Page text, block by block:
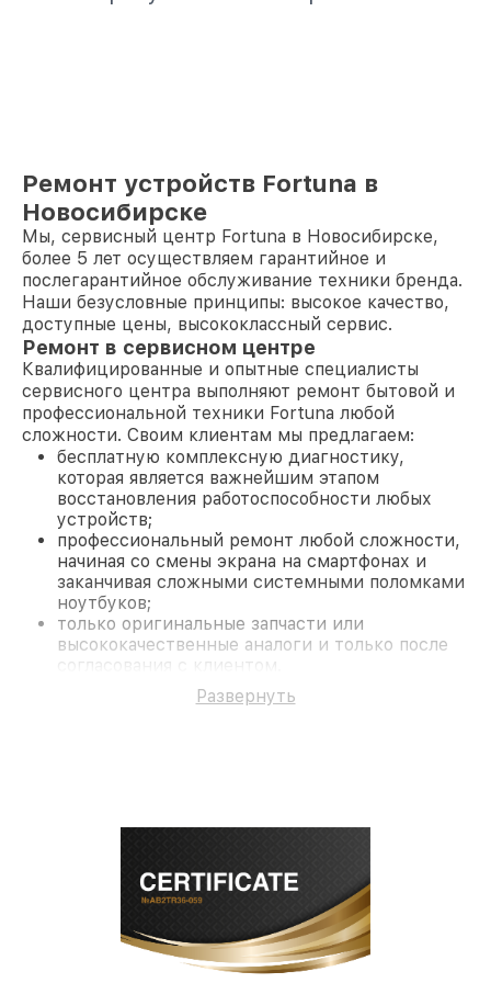
Ремонт устройств Fortuna в
Новосибирске
Мы, сервисный центр Fortuna в Новосибирске,
более 5 лет осуществляем гарантийное и
послегарантийное обслуживание техники бренда.
Наши безусловные принципы: высокое качество,
доступные цены, высококлассный сервис.
Ремонт в сервисном центре
Квалифицированные и опытные специалисты
сервисного центра выполняют ремонт бытовой и
профессиональной техники Fortuna любой
сложности. Своим клиентам мы предлагаем:
бесплатную комплексную диагностику,
которая является важнейшим этапом
восстановления работоспособности любых
устройств;
профессиональный ремонт любой сложности,
начиная со смены экрана на смартфонах и
заканчивая сложными системными поломками
ноутбуков;
только оригинальные запчасти или
высококачественные аналоги и только после
согласования с клиентом.
На все работы и замененные комплектующие
предоставляется длительная гарантия. В случае
современное оборудование и
лицензированное ПО в ремонтно-
диагностических мастерских;
собственный склад комплектующих, что
позволяет сократить сроки
Развернуть